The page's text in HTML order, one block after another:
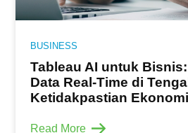
BUSINESS
Tableau AI untuk
Data Real-Time di
Ketidakpastian Ekonomi
Read More